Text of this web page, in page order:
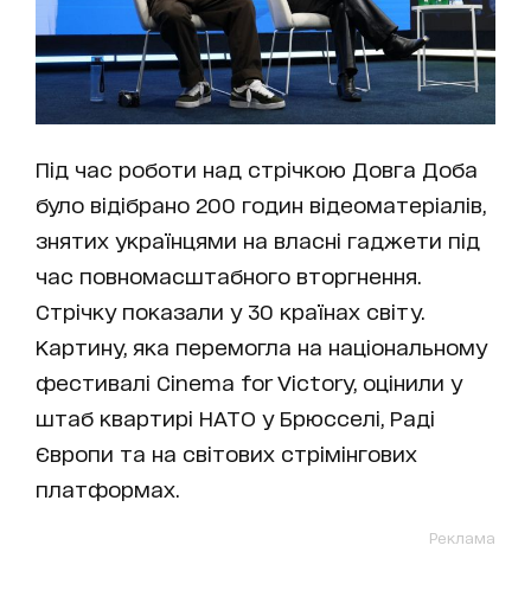
Під час роботи над стрічкою Довга Доба
було відібрано 200 годин відеоматеріалів,
знятих українцями на власні гаджети під
час повномасштабного вторгнення.
Стрічку показали у 30 країнах світу.
Картину, яка перемогла на національному
фестивалі Cinema for Victory, оцінили у
штаб квартирі НАТО у Брюсселі, Раді
Європи та на світових стрімінгових
платформах.
Реклама